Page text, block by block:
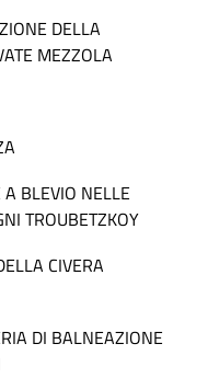
DELLA
MEZZOLA
BLEVIO NELLE
TROUBETZKOY
CIVERA
DI BALNEAZIONE